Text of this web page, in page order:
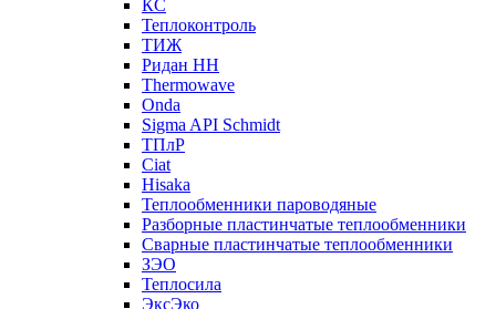
КС
Теплоконтроль
ТИЖ
Ридан НН
Thermowave
Onda
Sigma API Schmidt
ТПлР
Ciat
Hisaka
Теплообменники пароводяные
Разборные пластинчатые теплообменники
Сварные пластинчатые теплообменники
ЗЭО
Теплосила
ЭксЭко